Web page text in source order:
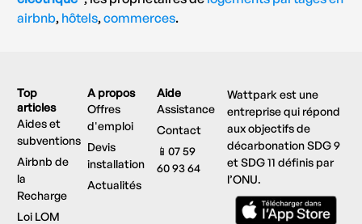
airbnb, hôtels,commerces.
Top
articles
Aides et
subventions
Airbnb de
la
Recharge
Loi LOM
A propos
Offres
d'emploi
Devis
installation
Actualités
Aide
Assistance
Contact
📱07 59
60 93 64
Wattpark est une
entreprise qui répond
aux objectifs de
décarbonation SDG 9
et SDG 11 définis par
l’ONU.